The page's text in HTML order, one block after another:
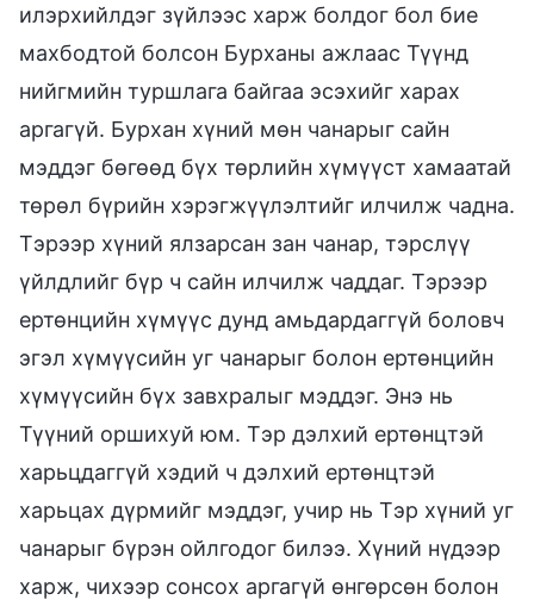
илэрхийлдэг зүйлээс харж болдог бол бие
махбодтой болсон Бурханы ажлаас Түүнд
нийгмийн туршлага байгаа эсэхийг харах
аргагүй. Бурхан хүний мөн чанарыг сайн
мэддэг бөгөөд бүх төрлийн хүмүүст хамаатай
төрөл бүрийн хэрэгжүүлэлтийг илчилж чадна.
Тэрээр хүний ялзарсан зан чанар, тэрслүү
үйлдлийг бүр ч сайн илчилж чаддаг. Тэрээр
ертөнцийн хүмүүс дунд амьдардаггүй боловч
эгэл хүмүүсийн уг чанарыг болон ертөнцийн
хүмүүсийн бүх завхралыг мэддэг. Энэ нь
Түүний оршихуй юм. Тэр дэлхий ертөнцтэй
харьцдаггүй хэдий ч дэлхий ертөнцтэй
харьцах дүрмийг мэддэг, учир нь Тэр хүний уг
чанарыг бүрэн ойлгодог билээ. Хүний нүдээр
харж, чихээр сонсох аргагүй өнгөрсөн болон